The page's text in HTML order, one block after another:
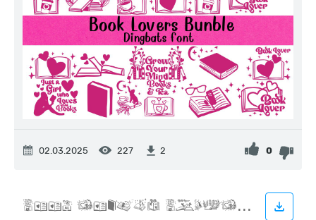
02.03.2025 227 2 0